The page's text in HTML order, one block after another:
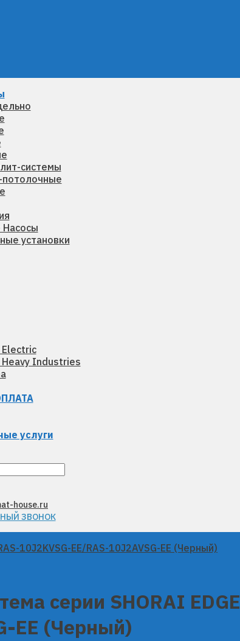
системы
потолочные
Насосы
установки
Industries
услуги
house.ru
ЗВОНОК
серии SHORAI EDGE
EE (Черный)